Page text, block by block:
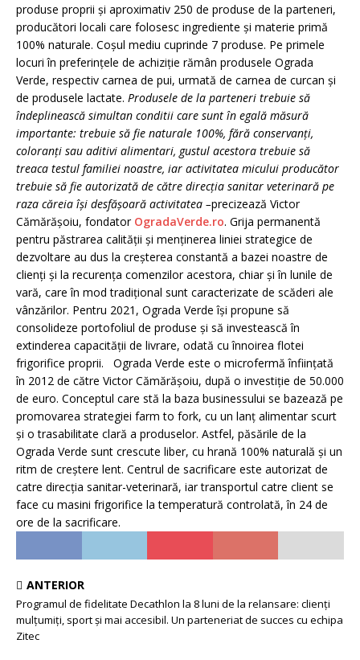
produse proprii și aproximativ 250 de produse de la parteneri,
producători locali care folosesc ingrediente și materie primă
100% naturale. Coșul mediu cuprinde 7 produse. Pe primele
locuri în preferințele de achiziție rămân produsele Ograda
Verde, respectiv carnea de pui, urmată de carnea de curcan și
de produsele lactate. Produsele de la parteneri trebuie să
îndeplinească simultan conditii care sunt în egală măsură
importante: trebuie să fie naturale 100%, fără conservanți,
coloranți sau aditivi alimentari, gustul acestora trebuie să
treaca testul familiei noastre, iar activitatea micului producător
trebuie să fie autorizată de către direcția sanitar veterinară pe
raza căreia își desfășoară activitatea –precizează Victor
Cămărășoiu, fondator OgradaVerde.ro. Grija permanentă
pentru păstrarea calității și menținerea liniei strategice de
dezvoltare au dus la creșterea constantă a bazei noastre de
clienți și la recurența comenzilor acestora, chiar și în lunile de
vară, care în mod tradițional sunt caracterizate de scăderi ale
vânzărilor. Pentru 2021, Ograda Verde își propune să
consolideze portofoliul de produse și să investească în
extinderea capacității de livrare, odată cu înnoirea flotei
frigorifice proprii. Ograda Verde este o microfermă înființată
în 2012 de către Victor Cămărășoiu, după o investiție de 50.000
de euro. Conceptul care stă la baza businessului se bazează pe
promovarea strategiei farm to fork, cu un lanț alimentar scurt
și o trasabilitate clară a produselor. Astfel, păsările de la
Ograda Verde sunt crescute liber, cu hrană 100% naturală și un
ritm de creștere lent. Centrul de sacrificare este autorizat de
catre direcția sanitar-veterinară, iar transportul catre client se
face cu masini frigorifice la temperatură controlată, în 24 de
ore de la sacrificare.
ANTERIOR
Programul de fidelitate Decathlon la 8 luni de la relansare: clienți
mulțumiți, sport și mai accesibil. Un parteneriat de succes cu echipa
Zitec